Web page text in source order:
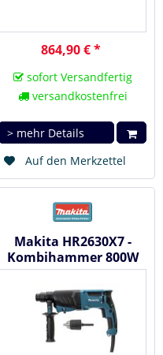
864,90 € *
sofort Versandfertig
versandkostenfrei
> mehr Details
Auf den Merkzettel
Makita HR2630X7 -
Kombihammer 800W